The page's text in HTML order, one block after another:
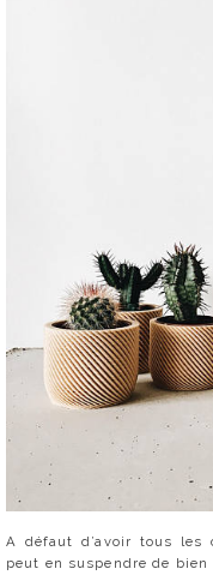
A défaut d’avoir tous les
peut en suspendre de bien